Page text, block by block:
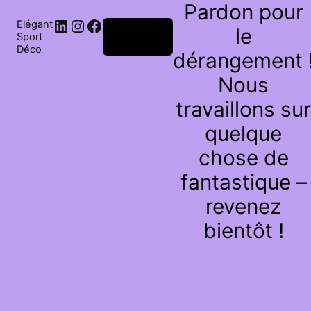
Elégant
Sport
Déco
Pardon pour
le
dérangement
Nous
travaillons sur
quelque
chose de
fantastique –
revenez
bientôt !